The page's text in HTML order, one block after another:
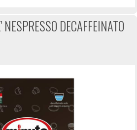
DECAFFEINATO